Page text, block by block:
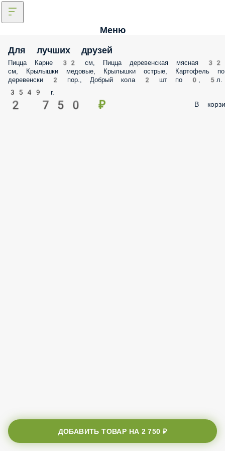
Меню
Для лучших друзей
Пицца Карне 32 см, Пицца деревенская мясная 32
см, Крылышки медовые, Крылышки острые, Картофель по
деревенски 2 пор., Добрый кола 2 шт по 0, 5л.
3549 г.
2 750 ₽ В
ДОБАВИТЬ ТОВАР НА 2 750 ₽